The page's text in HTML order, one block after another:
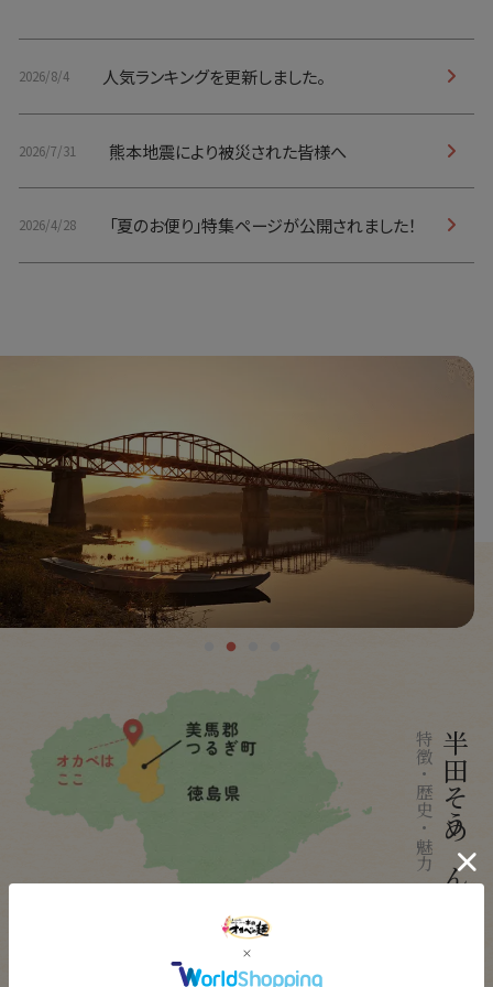
2026/8/4 人気ランキングを更新しました。
2026/7/31 熊本地震により被災された皆様へ
2026/4/28 「夏のお便り」特集ページが公開されました！
半田そうめんとは
特徴・歴史・魅力